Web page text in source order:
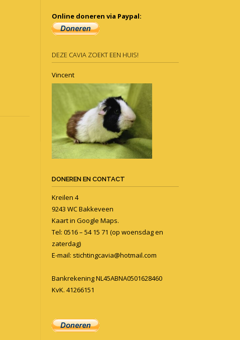
Online doneren via Paypal:
DEZE CAVIA ZOEKT EEN HUIS!
Vincent
DONEREN EN CONTACT
Kreilen 4
9243 WC Bakkeveen
Kaart in Google Maps.
Tel: 0516 – 54 15 71 (op woensdag en
zaterdag)
E-mail: stichtingcavia@hotmail.com
Bankrekening NL45ABNA0501628460
KvK. 41266151